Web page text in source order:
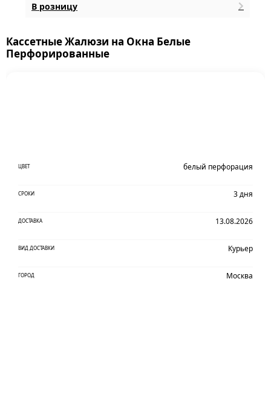
В розницу
Кассетные Жалюзи на Окна Белые
Перфорированные
ЦВЕТ белый перфорация
СРОКИ 3 дня
ДОСТАВКА 13.08.2026
ВИД ДОСТАВКИ Курьер
ГОРОД Москва